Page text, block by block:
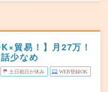
貿易！】月27万！
少なめ
土日祝日が休み WEB登録OK